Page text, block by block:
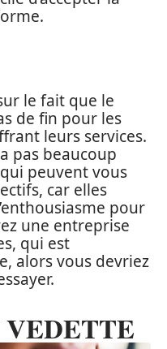
le fait que le
de fin pour les
leurs services.
pas beaucoup
peuvent vous
car elles
pour
une entreprise
qui est
alors vous devriez